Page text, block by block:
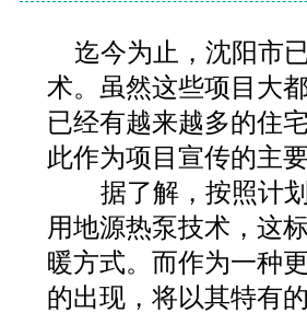
迄今为止，沈阳市
术。虽然这些项目大
已经有越来越多的住
此作为项目宣传的主
据了解，按照计
用地源热泵技术，这
暖方式。而作为一种
的出现，将以其特有